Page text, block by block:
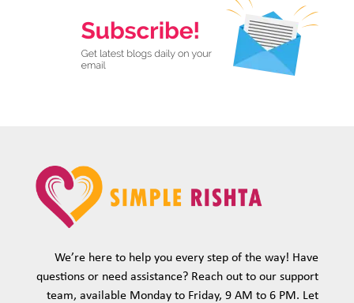
We’re here to help you every step of the way! Have
questions or need assistance? Reach out to our support
team, available Monday to Friday, 9 AM to 6 PM. Let